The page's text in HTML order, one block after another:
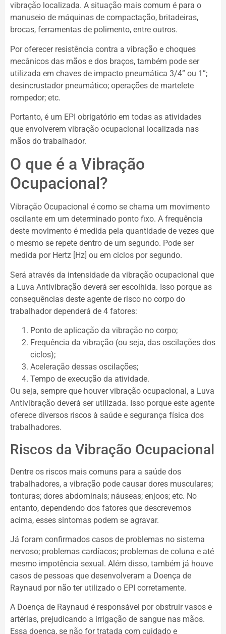
vibração localizada. A situação mais comum é para o
manuseio de máquinas de compactação, britadeiras,
brocas, ferramentas de polimento, entre outros.
Por oferecer resistência contra a vibração e choques
mecânicos das mãos e dos braços, também pode ser
utilizada em chaves de impacto pneumática 3/4” ou 1”;
desincrustador pneumático; operações de martelete
rompedor; etc.
Portanto, é um EPI obrigatório em todas as atividades
que envolverem vibração ocupacional localizada nas
mãos do trabalhador.
O que é a Vibração
Ocupacional?
Vibração Ocupacional é como se chama um movimento
oscilante em um determinado ponto fixo. A frequência
deste movimento é medida pela quantidade de vezes que
o mesmo se repete dentro de um segundo. Pode ser
medida por Hertz [Hz] ou em ciclos por segundo.
Será através da intensidade da vibração ocupacional que
a Luva Antivibração deverá ser escolhida. Isso porque as
consequências deste agente de risco no corpo do
trabalhador dependerá de 4 fatores:
Ponto de aplicação da vibração no corpo;
Frequência da vibração (ou seja, das oscilações dos
ciclos);
Aceleração dessas oscilações;
Tempo de execução da atividade.
Ou seja, sempre que houver vibração ocupacional, a Luva
Antivibração deverá ser utilizada. Isso porque este agente
oferece diversos riscos à saúde e segurança física dos
trabalhadores.
Riscos da Vibração Ocupacional
Dentre os riscos mais comuns para a saúde dos
trabalhadores, a vibração pode causar dores musculares;
tonturas; dores abdominais; náuseas; enjoos; etc. No
entanto, dependendo dos fatores que descrevemos
acima, esses sintomas podem se agravar.
Já foram confirmados casos de problemas no sistema
nervoso; problemas cardíacos; problemas de coluna e até
mesmo impotência sexual. Além disso, também já houve
casos de pessoas que desenvolveram a Doença de
Raynaud por não ter utilizado o EPI corretamente.
A Doença de Raynaud é responsável por obstruir vasos e
artérias, prejudicando a irrigação de sangue nas mãos.
Essa doença, se não for tratada com cuidado e